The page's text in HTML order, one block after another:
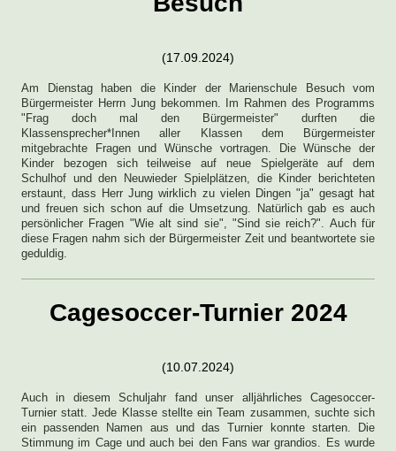
(17.09.2024)
Am Dienstag haben die Kinder der Marienschule Besuch vom
Bürgermeister Herrn Jung bekommen. Im Rahmen des Programms
"Frag doch mal den Bürgermeister" durften die
Klassensprecher*Innen aller Klassen dem Bürgermeister
mitgebrachte Fragen und Wünsche vortragen. Die Wünsche der
Kinder bezogen sich teilweise auf neue Spielgeräte auf dem
Schulhof und den Neuwieder Spielplätzen, die Kinder berichteten
erstaunt, dass Herr Jung wirklich zu vielen Dingen "ja" gesagt hat
und freuen sich schon auf die Umsetzung. Natürlich gab es auch
persönlicher Fragen "Wie alt sind sie", "Sind sie reich?". Auch für
diese Fragen nahm sich der Bürgermeister Zeit und beantwortete sie
geduldig.
Cagesoccer-Turnier 2024
(10.07.2024)
Auch in diesem Schuljahr fand unser alljährliches Cagesoccer-
Turnier statt. Jede Klasse stellte ein Team zusammen, suchte sich
ein passenden Namen aus und das Turnier konnte starten. Die
Stimmung im Cage und auch bei den Fans war grandios. Es wurde